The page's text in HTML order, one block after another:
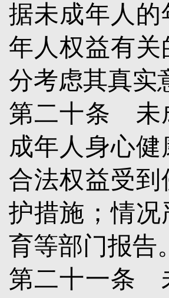
据未成年人
年人权益有
分考虑其真实
第二十条 未
成年人身心
合法权益受
护措施；情
育等部门报告。
第二十一条